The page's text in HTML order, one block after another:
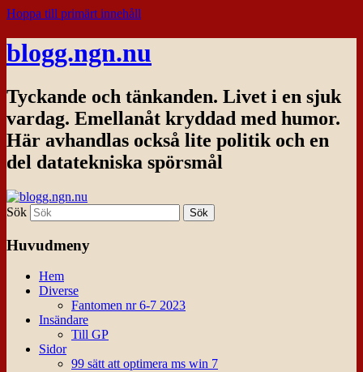
Hoppa till primärt innehåll
blogg.ngn.nu
Tyckande och tänkanden. Livet i en sjuk
vardag. Emellanåt kryddad med humor.
Här avhandlas också lite politik och en
del datatekniska spörsmål
Sök
Huvudmeny
Hem
Diverse
Fantomen nr 6-7 2023
Insändare
Till GP
Sidor
99 sätt att optimera ms win 7